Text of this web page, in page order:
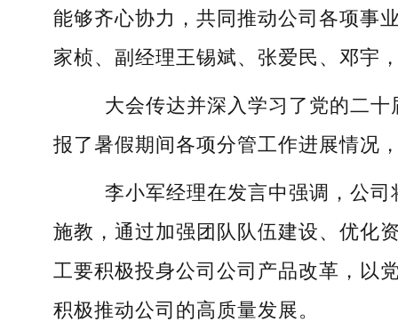
能够齐心协力，共同推动公司各项事
家桢、副经理王锡斌、张爱民、邓宇
大会传达并深入学习了党的二
报了暑假期间各项分管工作进展情况
李小军经理在发言中强调，公
施教，通过加强团队队伍建设、优化
工要积极投身公司公司产品改革，以
积极推动公司的高质量发展。